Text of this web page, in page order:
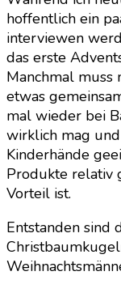
hoffentlich ein
interviewen
das erste
Manchmal muss
etwas
mal wieder bei
wirklich mag
Kinderhände
Produkte relativ
Vorteil ist.
Entstanden sind